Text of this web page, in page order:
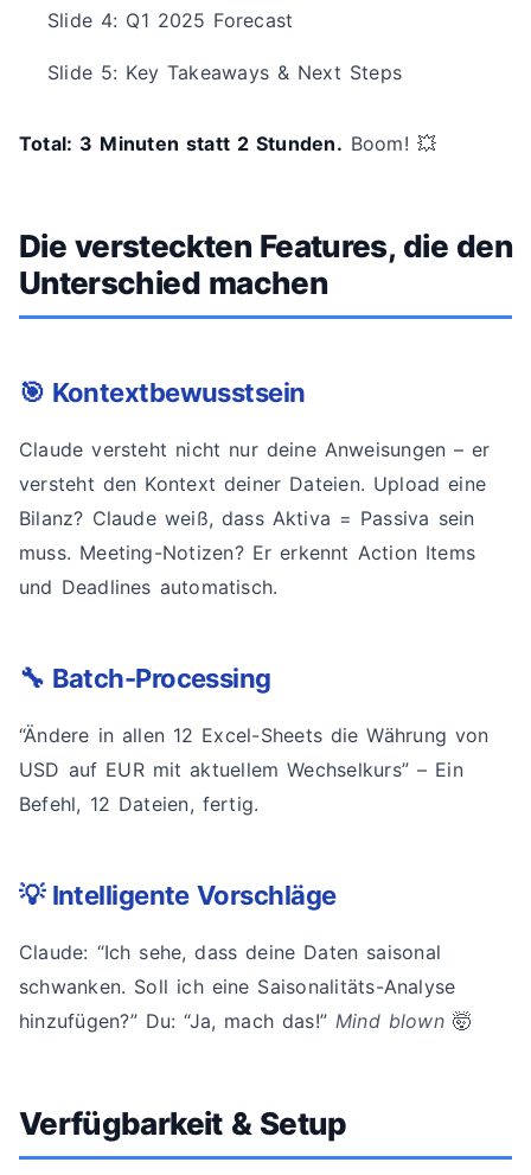
Slide 4: Q1 2025 Forecast
Slide 5: Key Takeaways & Next Steps
Total: 3 Minuten statt 2 Stunden. Boom! 💥
Die versteckten Features, die den
Unterschied machen
🎯 Kontextbewusstsein
Claude versteht nicht nur deine Anweisungen – er
versteht den Kontext deiner Dateien. Upload eine
Bilanz? Claude weiß, dass Aktiva = Passiva sein
muss. Meeting-Notizen? Er erkennt Action Items
und Deadlines automatisch.
🔧 Batch-Processing
“Ändere in allen 12 Excel-Sheets die Währung von
USD auf EUR mit aktuellem Wechselkurs” – Ein
Befehl, 12 Dateien, fertig.
💡 Intelligente Vorschläge
Claude: “Ich sehe, dass deine Daten saisonal
schwanken. Soll ich eine Saisonalitäts-Analyse
hinzufügen?” Du: “Ja, mach das!” Mind blown🤯
Verfügbarkeit & Setup